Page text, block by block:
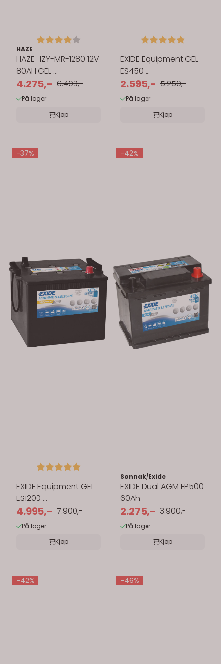
Karakter:
HAZE
HAZE HZY-MR-1280 12V
80AH GEL ...
4.275,- 6.400,-
På lager
Kjøp
Karakter: 5.0 av 5
EXIDE Equipment GEL
ES450 ...
2.595,- 5.250,-
På lager
Kjøp
-37%
Karakter: 5.0 av 5 mulige
EXIDE Equipment GEL
ES1200 ...
4.995,- 7.900,-
På lager
Kjøp
-42%
Sønnak/Exide
EXIDE Dual AGM EP500
60Ah
2.275,- 3.900,-
På lager
Kjøp
-42% -46%